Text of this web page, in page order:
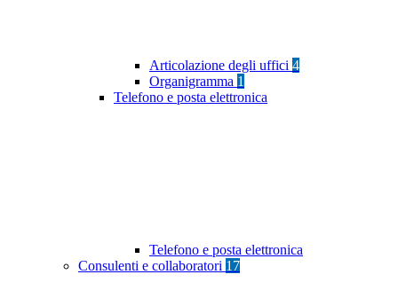
Articolazione degli uffici 4
Organigramma 1
Telefono e posta elettronica
Telefono e posta elettronica
Consulenti e collaboratori 17